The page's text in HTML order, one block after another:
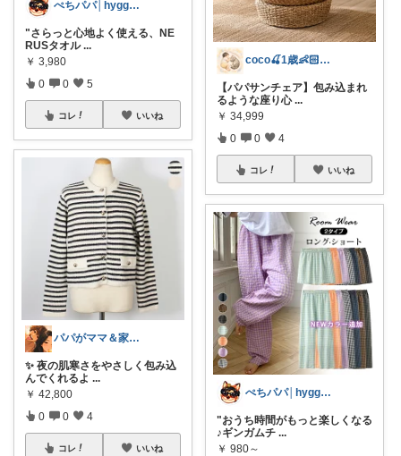
ぺちパパ│hyggeな心意気を大切に🌿
"さらっと心地よく使える、NE
RUSタオル ...
￥ 3,980
0 0 5
コレ いいね
パパがママ＆家族の笑顔の為に選ぶ品😆
✨ 夜の肌寒さをやさしく包み込
んでくれるよ ...
￥ 42,800
0 0 4
コレ いいね
coco🍒1歳👶🏻5歳🐈
【パパサンチェア】包み込まれ
るような座り心 ...
￥ 34,999
0 0 4
コレ いいね
ぺちパパ│hyggeな心意気を大切に🌿
"おうち時間がもっと楽しくなる
♪ギンガムチ ...
￥ 980～